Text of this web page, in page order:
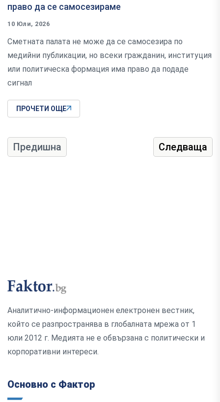
право да се самосезираме
10 Юли, 2026
Сметната палата не може да се самосезира по
медийни публикации, но всеки гражданин, институция
или политическа формация има право да подаде
сигнал
ПРОЧЕТИ ОЩЕ
Предишна Следваща
Аналитично-информационен електронен вестник,
който се разпространява в глобалната мрежа от 1
юли 2012 г. Медията не е обвързана с политически и
корпоративни интереси.
Основно с Фактор